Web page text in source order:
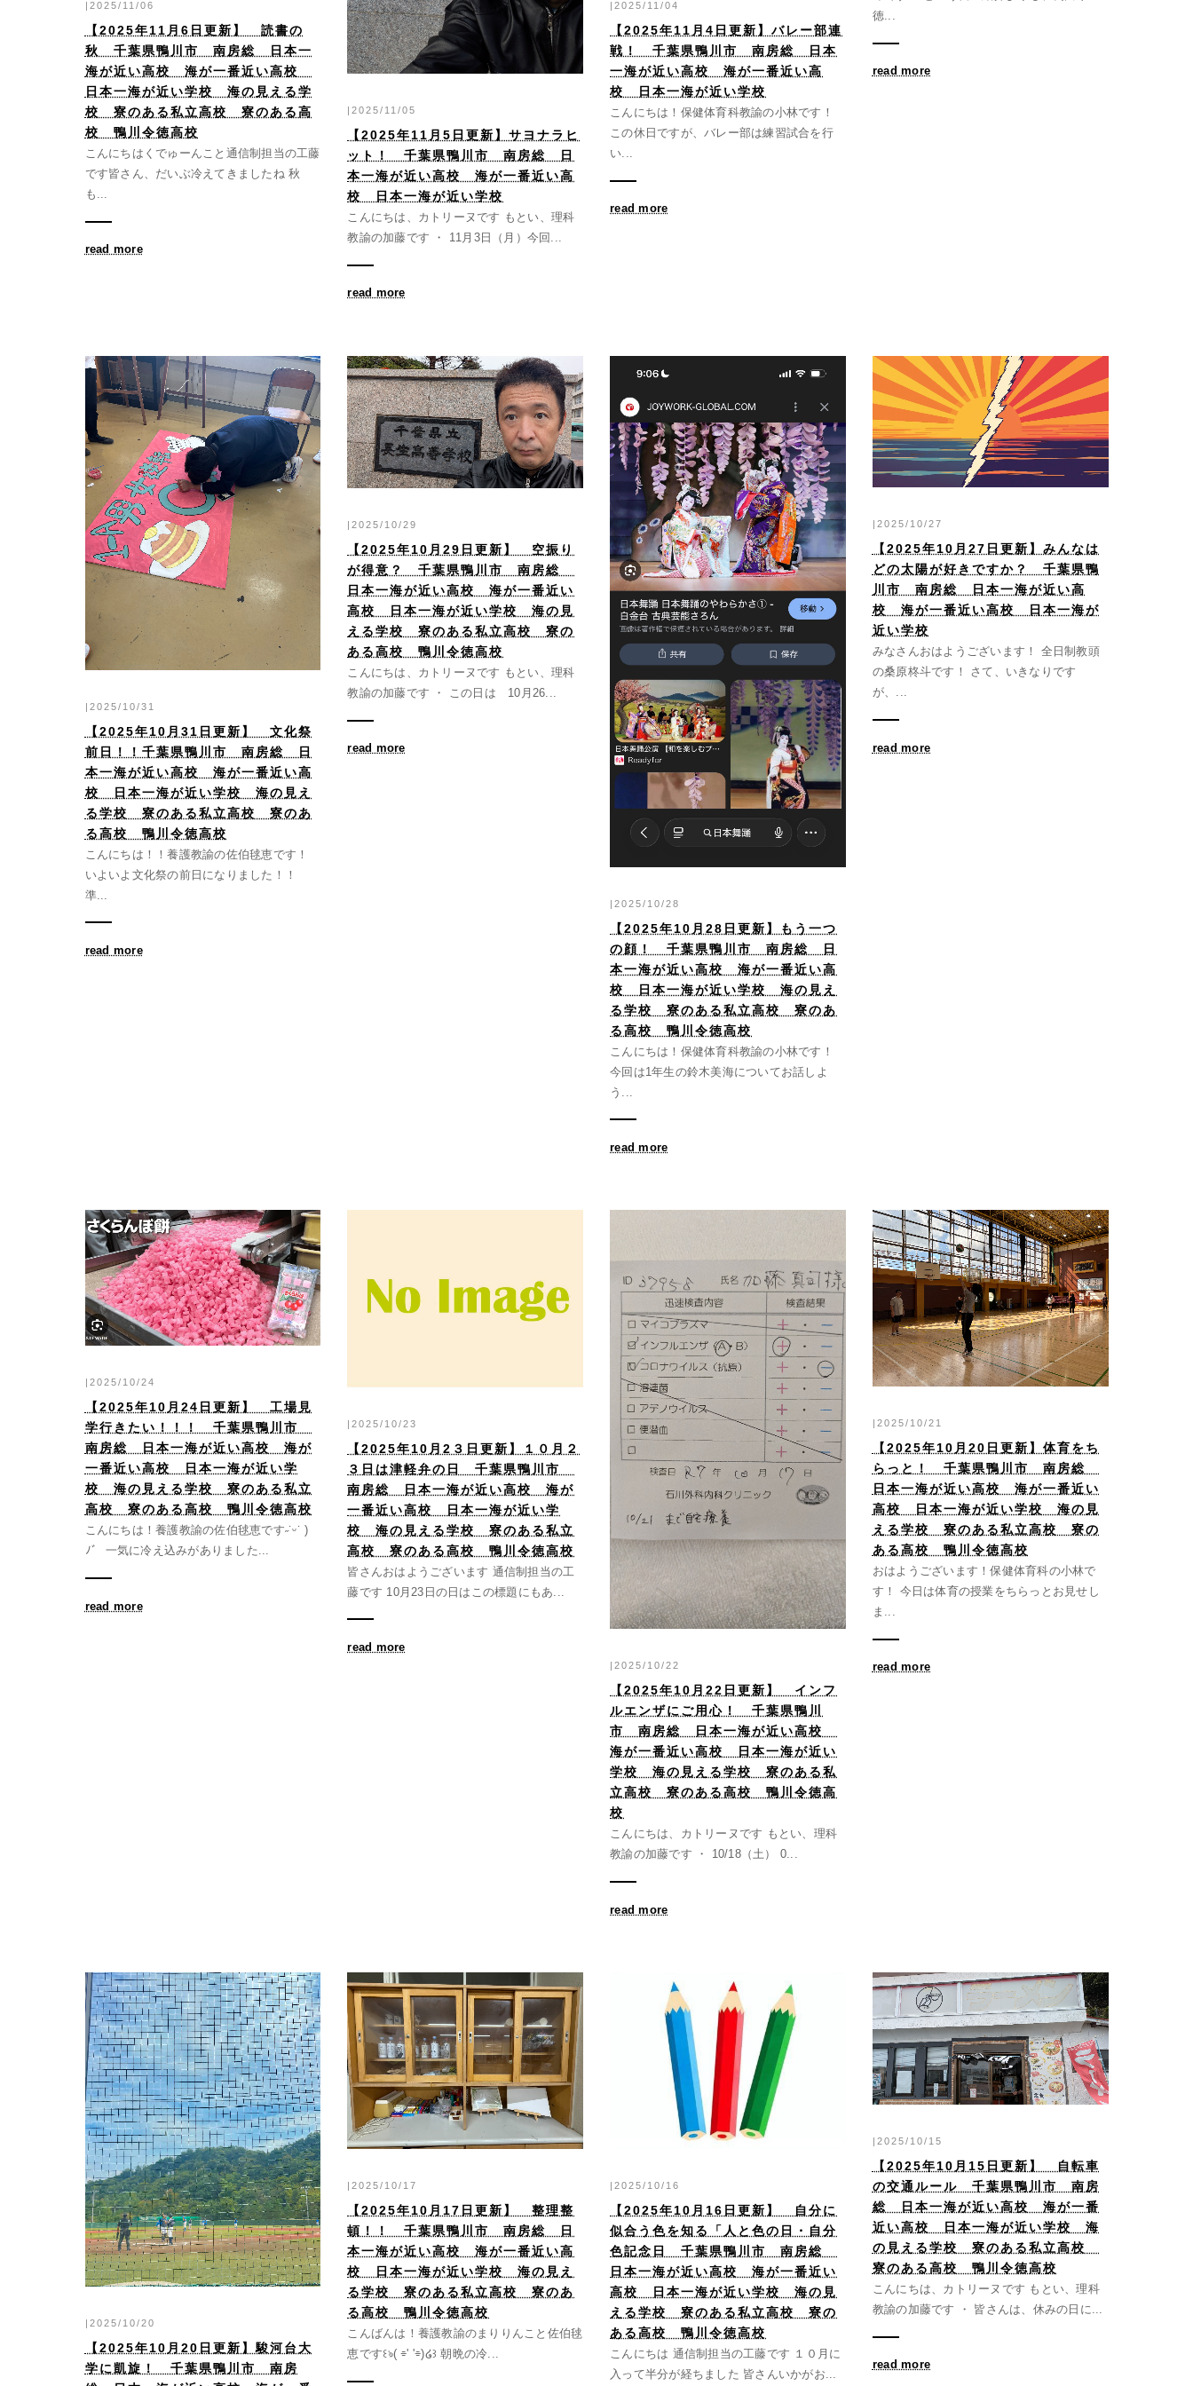
|2025/11/06
【2025年11月6日更新】 読書の
秋 千葉県鴨川市 南房総 日本一
海が近い高校 海が一番近い高校
日本一海が近い学校 海の見える学
校 寮のある私立高校 寮のある高
校 鴨川令徳高校
こんにちはくでゅーんこと通信制担当の工藤
です皆さん、だいぶ冷えてきましたね 秋
も...
read more
|2025/11/05
【2025年11月5日更新】サヨナラヒ
ット！ 千葉県鴨川市 南房総 日
本一海が近い高校 海が一番近い高
校 日本一海が近い学校
こんにちは、カトリーヌです もとい、理科
教諭の加藤です ・ 11月3日（月）今回...
read more
|2025/11/04
【2025年11月4日更新】バレー部連
戦！ 千葉県鴨川市 南房総 日本
一海が近い高校 海が一番近い高
校 日本一海が近い学校
こんにちは！保健体育科教諭の小林です！
この休日ですが、バレー部は練習試合を行
い...
read more
徳...
read more
|2025/10/31
【2025年10月31日更新】 文化祭
前日！！千葉県鴨川市 南房総 日
本一海が近い高校 海が一番近い高
校 日本一海が近い学校 海の見え
る学校 寮のある私立高校 寮のあ
る高校 鴨川令徳高校
こんにちは！！養護教諭の佐伯毬恵です！
いよいよ文化祭の前日になりました！！
準...
read more
|2025/10/29
【2025年10月29日更新】 空振り
が得意？ 千葉県鴨川市 南房総
日本一海が近い高校 海が一番近い
高校 日本一海が近い学校 海の見
える学校 寮のある私立高校 寮の
ある高校 鴨川令徳高校
こんにちは、カトリーヌです もとい、理科
教諭の加藤です ・ この日は 10月26...
read more
|2025/10/28
【2025年10月28日更新】もう一つ
の顔！ 千葉県鴨川市 南房総 日
本一海が近い高校 海が一番近い高
校 日本一海が近い学校 海の見え
る学校 寮のある私立高校 寮のあ
る高校 鴨川令徳高校
こんにちは！保健体育科教諭の小林です！
今回は1年生の鈴木美海についてお話しよ
う...
read more
|2025/10/27
【2025年10月27日更新】みんなは
どの太陽が好きですか？ 千葉県鴨
川市 南房総 日本一海が近い高
校 海が一番近い高校 日本一海が
近い学校
みなさんおはようございます！ 全日制教頭
の桑原柊斗です！ さて、いきなりです
が、...
read more
|2025/10/24
【2025年10月24日更新】 工場見
学行きたい！！！ 千葉県鴨川市
南房総 日本一海が近い高校 海が
一番近い高校 日本一海が近い学
校 海の見える学校 寮のある私立
高校 寮のある高校 鴨川令徳高校
こんにちは！養護教諭の佐伯毬恵です˶˙ᵕ˙ )
ﾉﾞ 一気に冷え込みがありました...
read more
|2025/10/23
【2025年10月2３日更新】１０月２
３日は津軽弁の日 千葉県鴨川市
南房総 日本一海が近い高校 海が
一番近い高校 日本一海が近い学
校 海の見える学校 寮のある私立
高校 寮のある高校 鴨川令徳高校
皆さんおはようございます 通信制担当の工
藤です 10月23日の日はこの標題にもあ...
read more
|2025/10/22
【2025年10月22日更新】 インフ
ルエンザにご用心！ 千葉県鴨川
市 南房総 日本一海が近い高校
海が一番近い高校 日本一海が近い
学校 海の見える学校 寮のある私
立高校 寮のある高校 鴨川令徳高
校
こんにちは、カトリーヌです もとい、理科
教諭の加藤です ・ 10/18（土） 0...
read more
|2025/10/21
【2025年10月20日更新】体育をち
らっと！ 千葉県鴨川市 南房総
日本一海が近い高校 海が一番近い
高校 日本一海が近い学校 海の見
える学校 寮のある私立高校 寮の
ある高校 鴨川令徳高校
おはようございます！保健体育科の小林で
す！ 今日は体育の授業をちらっとお見せし
ま...
read more
|2025/10/20
【2025年10月20日更新】駿河台大
学に凱旋！ 千葉県鴨川市 南房
|2025/10/17
【2025年10月17日更新】 整理整
頓！！ 千葉県鴨川市 南房総 日
本一海が近い高校 海が一番近い高
校 日本一海が近い学校 海の見え
る学校 寮のある私立高校 寮のあ
る高校 鴨川令徳高校
こんばんは！養護教諭のまりりんこと佐伯毬
恵です꒰ঌ( ⌯' '⌯)໒꒱ 朝晩の冷...
|2025/10/16
【2025年10月16日更新】 自分に
似合う色を知る「人と色の日・自分
色記念日 千葉県鴨川市 南房総
日本一海が近い高校 海が一番近い
高校 日本一海が近い学校 海の見
える学校 寮のある私立高校 寮の
ある高校 鴨川令徳高校
こんにちは 通信制担当の工藤です １０月に
入って半分が経ちました 皆さんいかがお...
|2025/10/15
【2025年10月15日更新】 自転車
の交通ルール 千葉県鴨川市 南房
総 日本一海が近い高校 海が一番
近い高校 日本一海が近い学校 海
の見える学校 寮のある私立高校
寮のある高校 鴨川令徳高校
こんにちは、カトリーヌです もとい、理科
教諭の加藤です ・ 皆さんは、休みの日に...
read more